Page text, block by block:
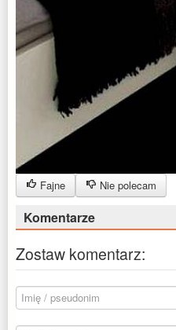
Fajne Nie polecam
Komentarze
Zostaw komentarz: